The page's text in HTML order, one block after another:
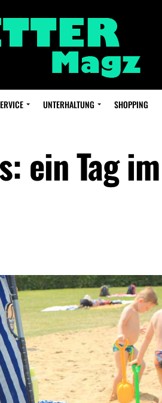
UNTERHALTUNG SHOPPING
ein Tag im